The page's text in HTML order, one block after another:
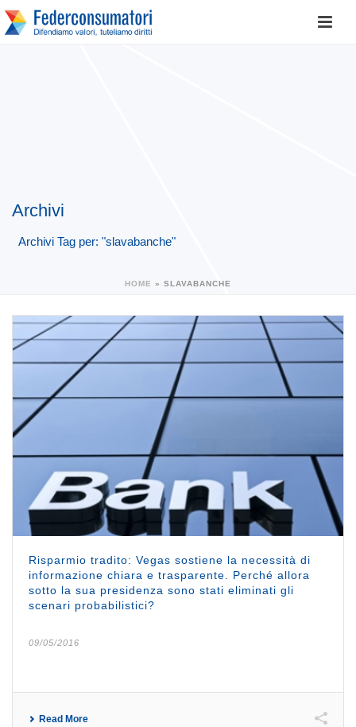
Archivi
Archivi Tag per: "slavabanche"
HOME » SLAVABANCHE
Risparmio tradito: Vegas sostiene la necessità di
informazione chiara e trasparente. Perché allora
sotto la sua presidenza sono stati eliminati gli
scenari probabilistici?
09/05/2016
Read More